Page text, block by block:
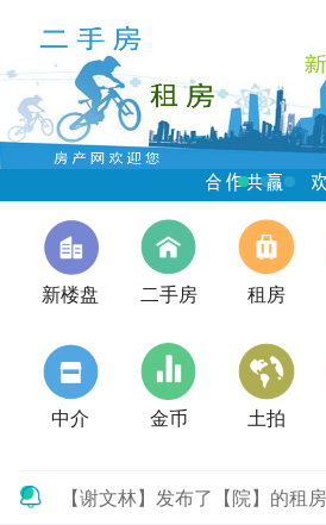
新楼盘 二手房 租房
中介 金币 土拍
【谢文林】发布了【院】的租